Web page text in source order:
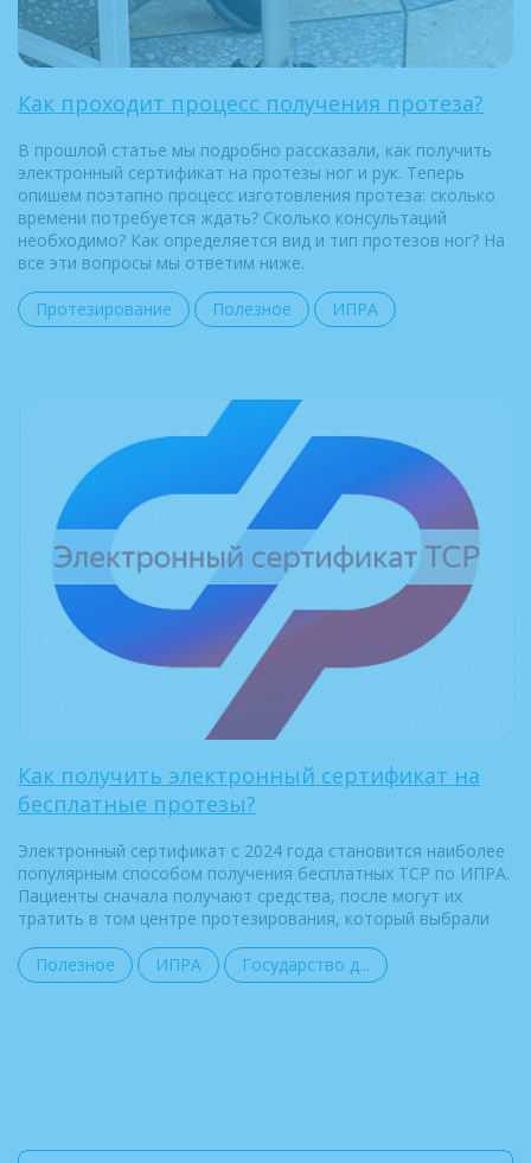
Как проходит процесс получения протеза?
В прошлой статье мы подробно рассказали, как получить
электронный сертификат на протезы ног и рук. Теперь
опишем поэтапно процесс изготовления протеза: сколько
времени потребуется ждать? Сколько консультаций
необходимо? Как определяется вид и тип протезов ног? На
все эти вопросы мы ответим ниже.
Протезирование Полезное ИПРА
Как получить электронный сертификат на
бесплатные протезы?
Электронный сертификат с 2024 года становится наиболее
популярным способом получения бесплатных ТСР по ИПРА.
Пациенты сначала получают средства, после могут их
тратить в том центре протезирования, который выбрали
Полезное ИПРА Государство д...